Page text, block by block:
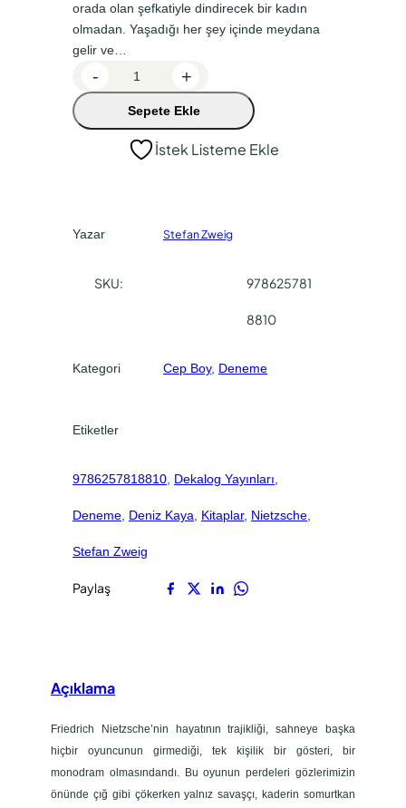
i
y
t
:
,
i
y
t
:
,
orada olan şefkatiyle dindirecek bir kadın
olmadan. Yaşadığı her şey içinde meydana
gelir ve…
e
- +
Sepete Ekle
İstek Listeme Ekle
Yazar Stefan Zweig
SKU: 978625781
8810
Kategori Cep Boy, Deneme
Etiketler
9786257818810, Dekalog Yayınları
Deneme, Deniz Kaya, Kitaplar, Nietzsche
Stefan Zweig
Paylaş
Açıklama
Friedrich Nietzsche’nin hayatının trajikliği, sahneye başka
hiçbir oyuncunun girmediği, tek kişilik bir gösteri, bir
monodram olmasındandı. Bu oyunun perdeleri gözlerimizin
önünde çığ gibi çökerken yalnız savaşçı, kaderin somurtkan